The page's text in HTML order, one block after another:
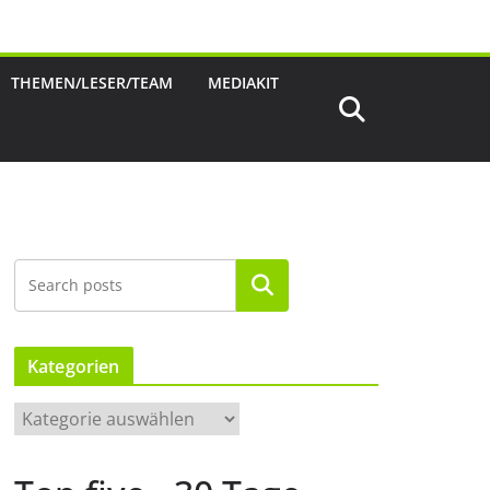
THEMEN/LESER/TEAM MEDIAKIT
Suchen
Kategorien
a